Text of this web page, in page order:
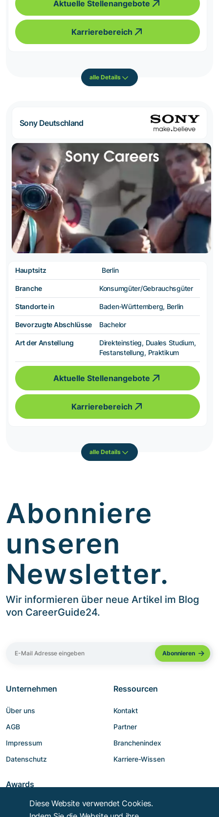
Aktuelle Stellenangebote
Karrierebereich
alle Details
Sony Deutschland
Hauptsitz Berlin
Branche Konsumgüter/Gebrauchsgüter
Standorte in Baden-Württemberg, Berlin
Bevorzugte Abschlüsse Bachelor
Art der Anstellung
Direkteinstieg, Duales Studium,
Festanstellung, Praktikum
Aktuelle Stellenangebote
Karrierebereich
alle Details
Abonniere
unseren
Newsletter.
Wir informieren über neue Artikel im Blog
von CareerGuide24.
Unternehmen
Über uns
AGB
Impressum
Datenschutz
Ressourcen
Kontakt
Partner
Branchenindex
Karriere-Wissen
Awards
Diese Website verwendet Cookies.